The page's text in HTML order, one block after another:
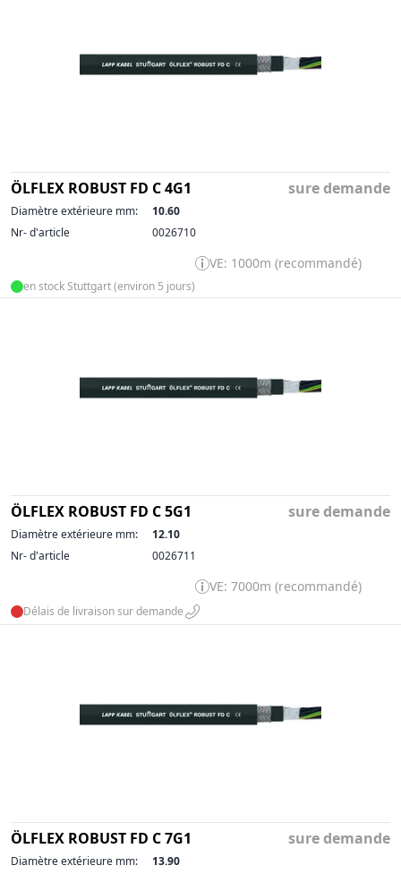
ÖLFLEX ROBUST FD C 4G1 sure demande
Diamètre extérieure mm:
10.60
Nr- d'article
0026710
VE: 1000m (recommandé)
en stock Stuttgart (environ 5 jours)
ÖLFLEX ROBUST FD C 5G1 sure demande
Diamètre extérieure mm:
12.10
Nr- d'article
0026711
VE: 7000m (recommandé)
Délais de livraison sur demande
ÖLFLEX ROBUST FD C 7G1 sure demande
Diamètre extérieure mm:
13.90